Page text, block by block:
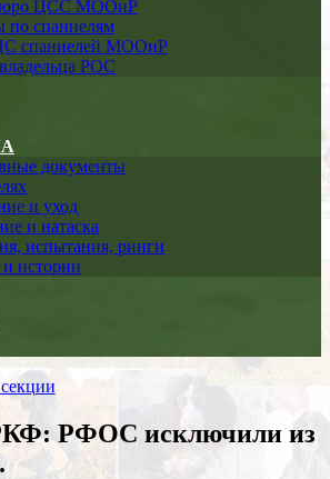
ЦСС МООиР
по спаниелям
спаниелей МООиР
РОС
документы
и уход
и натаска
испытания, ринги
и истории
РФОС исключили из